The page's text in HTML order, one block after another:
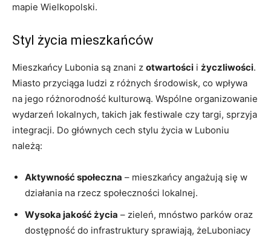
mapie Wielkopolski.
Styl życia mieszkańców
Mieszkańcy Lubonia są znani z otwartości i życzliwości.
Miasto przyciąga ludzi z różnych środowisk, co wpływa
na jego różnorodność kulturową. Wspólne organizowanie
wydarzeń lokalnych, takich jak festiwale czy targi, sprzyja
integracji. Do głównych cech stylu życia w Luboniu
należą:
Aktywność społeczna – mieszkańcy angażują się w
działania na rzecz społeczności lokalnej.
Wysoka jakość życia – zieleń, mnóstwo parków oraz
dostępność do infrastruktury sprawiają, żeLuboniacy